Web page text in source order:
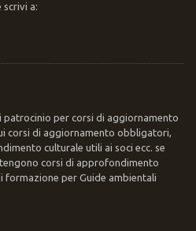
scrivi a:
patrocinio per corsi di aggiornamento
corsi di aggiornamento obbligatori,
culturale utili ai soci ecc. se
corsi di approfondimento
per Guide ambientali